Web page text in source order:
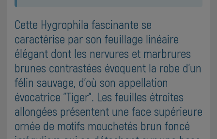
Cette Hygrophila fascinante se
caractérise par son feuillage linéaire
élégant dont les nervures et marbrures
brunes contrastées évoquent la robe d'un
félin sauvage, d'où son appellation
évocatrice "Tiger". Les feuilles étroites
allongées présentent une face supérieure
ornée de motifs mouchetés brun foncé